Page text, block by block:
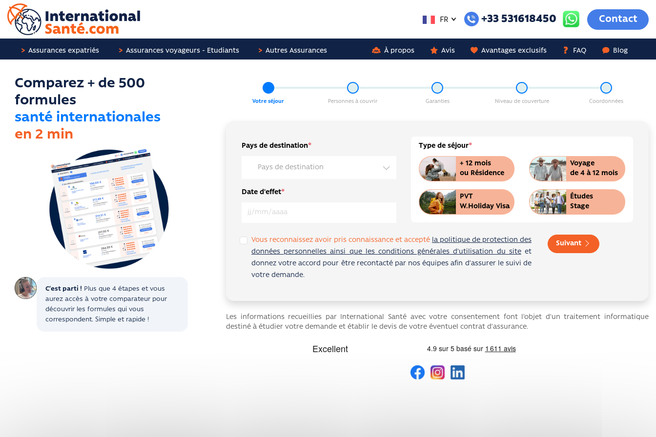
FR +33 531618450 Contact
Assurances expatriés Assurances voyageurs - Etudiants Autres Assurances À propos Avis Avantages exclusifs FAQ Blog
Comparez + de 500
formules
santé internationales
en 2 min
C’est parti ! Plus que 4 étapes et vous
aurez accès à votre comparateur pour
découvrir les formules qui vous
correspondent. Simple et rapide !
Votre séjour Personnes à couvrir Garanties Niveau de couverture Coordonnées
Pays de destination*
Pays de destination
Date d'effet*
Type de séjour*
+ 12 mois
ou Résidence
Voyage
de 4 à 12 mois
PVT
W.Holiday Visa
Études
Stage
Vous reconnaissez avoir pris connaissance et accepté la politique de protection des
données personnelles ainsi que les conditions générales d’utilisation du siteet
donnez votre accord pour être recontacté par nos équipes afin d’assurer le suivi de
votre demande.
Suivant
Les informations recueillies par International Santé avec votre consentement font l’objet d’un traitement informatique
destiné à étudier votre demande et établir le devis de votre éventuel contrat d’assurance.
Panneau de gestion des cookies